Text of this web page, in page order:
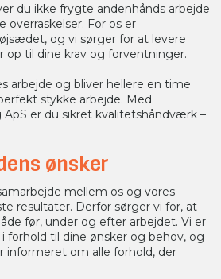
du ikke frygte andenhånds arbejde
overraskelser. For os er
og vi sørger for at levere
til dine krav og forventninger.
arbejde og bliver hellere en time
stykke arbejde. Med
er du sikret kvalitetshåndværk –
ønsker
mellem os og vores
resultater. Derfor sørger vi for, at
før, under og efter arbejdet. Vi er
forhold til dine ønsker og behov, og
informeret om alle forhold, der